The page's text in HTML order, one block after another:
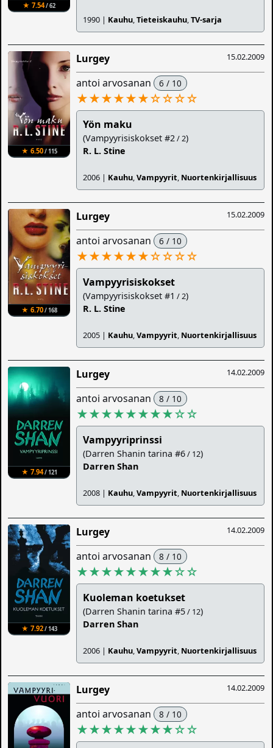
★ 7.54/ 62
1990 | Kauhu,Tieteiskauhu,TV-sarja
★ 6.50/ 115
15.02.2009
Lurgey
antoi arvosanan 6 / 10
★★★★★★☆☆☆☆
Yön maku
(Vampyyrisiskokset #2/ 2)
R. L. Stine
2006 | Kauhu,Vampyyrit, Nuortenkirjallisuus
★ 6.70/ 168
15.02.2009
Lurgey
antoi arvosanan 6 / 10
★★★★★★☆☆☆☆
Vampyyrisiskokset
(Vampyyrisiskokset #1 / 2)
R. L. Stine
2005 | Kauhu,Vampyyrit, Nuortenkirjallisuus
★ 7.94/ 121
14.02.2009
Lurgey
antoi arvosanan 8 / 10
★★★★★★★★☆☆
Vampyyriprinssi
(Darren Shanin tarina #6/ 12)
Darren Shan
2008 | Kauhu,Vampyyrit, Nuortenkirjallisuus
★ 7.92/ 143
14.02.2009
Lurgey
antoi arvosanan 8 / 10
★★★★★★★★☆☆
Kuoleman koetukset
(Darren Shanin tarina #5/ 12)
Darren Shan
2006 | Kauhu,Vampyyrit, Nuortenkirjallisuus
14.02.2009
Lurgey
antoi arvosanan 8 / 10
★★★★★★★★☆☆